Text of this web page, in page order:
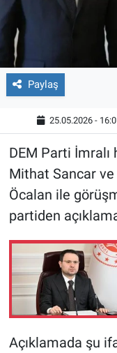
Paylaş
25.05.2026 -
DEM Parti
Mithat Sancar
Öcalan ile
partiden
Açıklamada şu